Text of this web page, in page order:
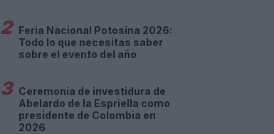
2 Feria Nacional Potosina 2026:
Todo lo que necesitas saber
sobre el evento del año
3 Ceremonia de investidura de
Abelardo de la Espriella como
presidente de Colombia en
2026